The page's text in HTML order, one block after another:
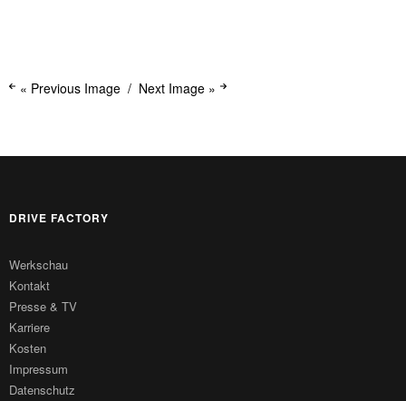
« Previous Image Next Image »
DRIVE FACTORY
Werkschau
Kontakt
Presse & TV
Karriere
Kosten
Impressum
Datenschutz